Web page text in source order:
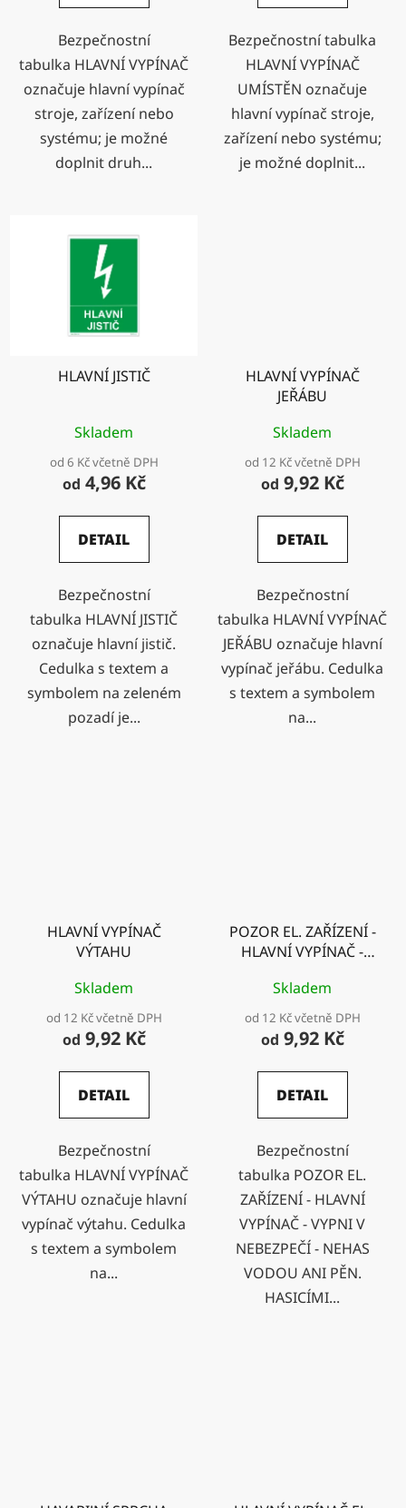
Bezpečnostní
tabulka HLAVNÍ VYPÍNAČ
označuje hlavní vypínač
stroje, zařízení nebo
systému; je možné
doplnit druh...
Bezpečnostní tabulka
HLAVNÍ VYPÍNAČ
UMÍSTĚN označuje
hlavní vypínač stroje,
zařízení nebo systému;
je možné doplnit...
HLAVNÍ JISTIČ
Skladem
od 6 Kč včetně DPH
od 4,96 Kč
DETAIL
Bezpečnostní
tabulka HLAVNÍ JISTIČ
označuje hlavní jistič.
Cedulka s textem a
symbolem na zeleném
pozadí je...
HLAVNÍ VYPÍNAČ
JEŘÁBU
Skladem
od 12 Kč včetně DPH
od 9,92 Kč
DETAIL
Bezpečnostní
tabulka HLAVNÍ VYPÍNAČ
JEŘÁBU označuje hlavní
vypínač jeřábu. Cedulka
s textem a symbolem
na...
HLAVNÍ VYPÍNAČ
VÝTAHU
Skladem
od 12 Kč včetně DPH
od 9,92 Kč
DETAIL
Bezpečnostní
tabulka HLAVNÍ VYPÍNAČ
VÝTAHU označuje hlavní
vypínač výtahu. Cedulka
s textem a symbolem
na...
POZOR EL. ZAŘÍZENÍ -
HLAVNÍ VYPÍNAČ -
NEHAS VODOU ANI
PĚN. HASICÍMI
PŘÍSTROJI
Skladem
od 12 Kč včetně DPH
od 9,92 Kč
DETAIL
Bezpečnostní
tabulka POZOR EL.
ZAŘÍZENÍ - HLAVNÍ
VYPÍNAČ - VYPNI V
NEBEZPEČÍ - NEHAS
VODOU ANI PĚN.
HASICÍMI...